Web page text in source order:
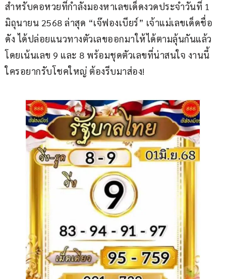
สำหรับคอหวยที่กำลังมองหาเลขเด็ดงวดประจำวันที่ 1
มิถุนายน 2568 ล่าสุด “เจ๊ฟองเบียร์” เจ้าแม่เลขเด็ดชื่อ
ดัง ได้ปล่อยแนวทางตัวเลขออกมาให้ได้ตามลุ้นกันแล้ว
โดยเน้นเลข 9 และ 8 พร้อมชุดตัวเลขที่น่าสนใจ งานนี้
ใครอยากรับโชคใหญ่ ต้องรีบมาส่อง!